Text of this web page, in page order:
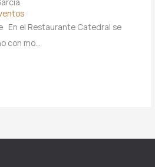
En el Restaurante Catedral se
con mo…